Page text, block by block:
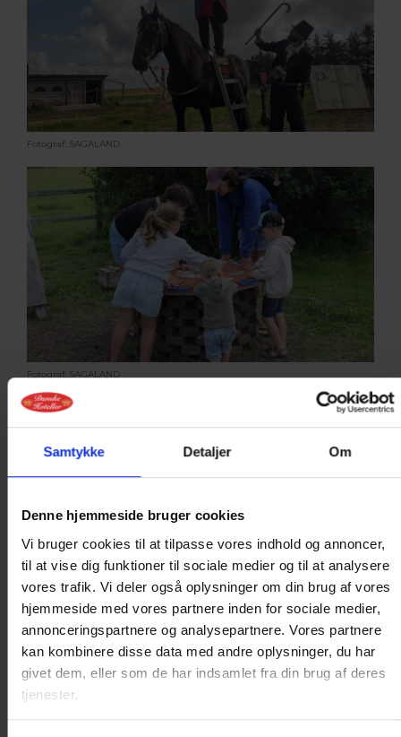
Samtykke Detaljer Om
Denne hjemmeside bruger cookies
Vi bruger cookies til at tilpasse vores indhold og annoncer,
til at vise dig funktioner til sociale medier og til at analysere
vores trafik. Vi deler også oplysninger om din brug af vores
hjemmeside med vores partnere inden for sociale medier,
annonceringspartnere og analysepartnere. Vores partnere
kan kombinere disse data med andre oplysninger, du har
givet dem, eller som de har indsamlet fra din brug af deres
tjenester.
Fotograf: SAGALAND
Fotograf: SAGALAND
Fotograf: SAGALAND